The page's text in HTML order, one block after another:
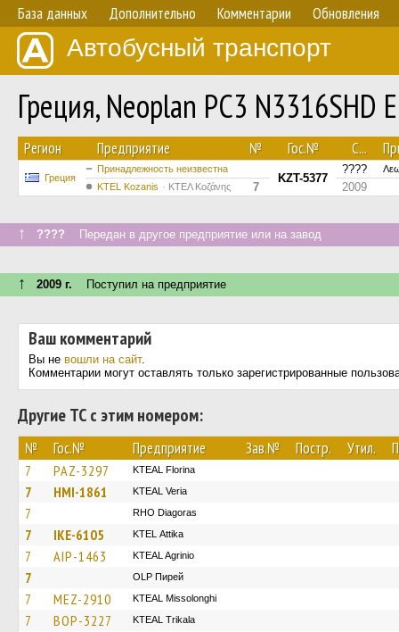
База данных Дополнительно Комментарии Обновления
Автобусный транспорт
Греция, Neoplan PC3
Регион Предприятие № Гос.№ С...
Греция
Принадлежность неизвестна
KZT-5377
????
ΚΤΕL Kozanis
ΚΤΕΛ Κοζάνης 7 2009
↑ ???? Передан в другое предприятие или на завод
↑ 2009 г. Поступил на предприятие
Ваш комментарий
Вы не вошли на сайт.
Комментарии могут оставлять только зарегистрированные
Другие ТС с этим номером:
№ Гос.№ Предприятие Зав.№ Постр. Утил.
7 PAZ-3297 KTEAL Florina
7 HMI-1861 KTEAL Veria
7 RHO Diagoras
7 IKE-6105 KΤΕL Αttika
7 AIP-1463 KTEAL Agrinio
7 OLP Пирей
7 MEZ-2910 KTEAL Missolonghi
7 BOP-3227 KTEAL Trikala